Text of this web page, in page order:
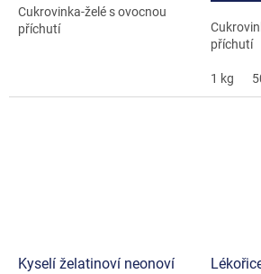
Cukrovinka-želé s ovocnou
příchutí
příchutí
1 kg
Kyselí želatinoví neonoví